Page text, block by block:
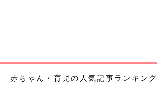
赤ちゃん・育児の人気記事ランキング